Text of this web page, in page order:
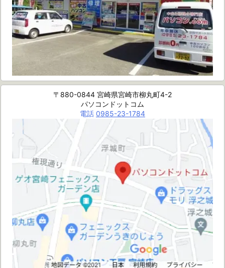
〒880-0844 宮崎県宮崎市柳丸町4-2
パソコンドットコム
電話 0985-23-1784